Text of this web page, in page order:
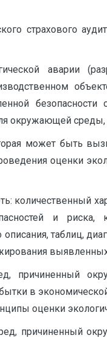
страхового
аварии
безопасности
окружающей
может быть
оценки
количественный
и риска,
таблиц,
причиненный
в
оценки
причиненный